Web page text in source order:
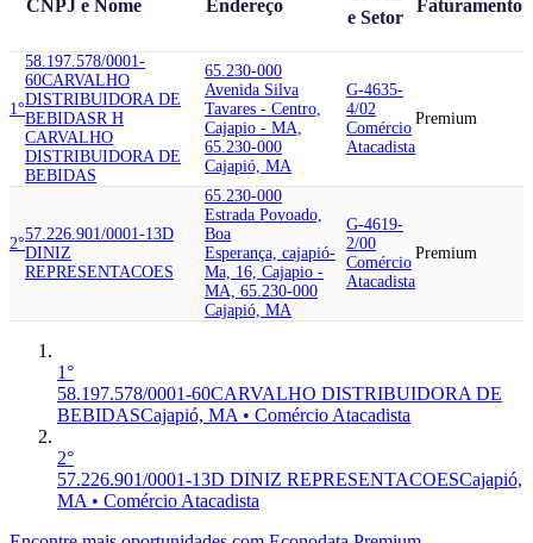
CNPJ e Nome Endereço
e Setor
Faturamento
1°
58.197.578/0001-
60CARVALHO
DISTRIBUIDORA DE
BEBIDASR H
CARVALHO
DISTRIBUIDORA DE
BEBIDAS
65.230-000
Avenida Silva
Tavares - Centro,
Cajapio - MA,
65.230-000
Cajapió, MA
G-4635-
4/02
Comércio
Atacadista
Premium
2°
57.226.901/0001-13D
DINIZ
REPRESENTACOES
65.230-000
Estrada Povoado,
Boa
Esperança, cajapió-
Ma, 16, Cajapio -
MA, 65.230-000
Cajapió, MA
G-4619-
2/00
Comércio
Atacadista
Premium
1°
58.197.578/0001-60CARVALHO DISTRIBUIDORA DE
BEBIDASCajapió, MA • Comércio Atacadista
2°
57.226.901/0001-13D DINIZ REPRESENTACOESCajapió,
MA • Comércio Atacadista